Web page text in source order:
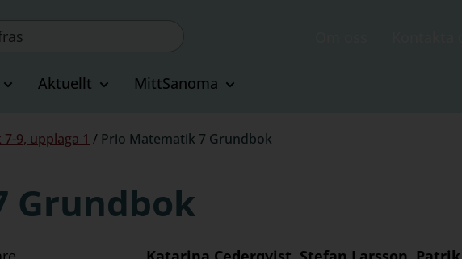
Aktuellt MittSanoma
9, upplaga 1 / Prio Matematik 7 Grundbok
Grundbok